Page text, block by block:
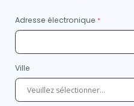
Adresse électronique
Ville